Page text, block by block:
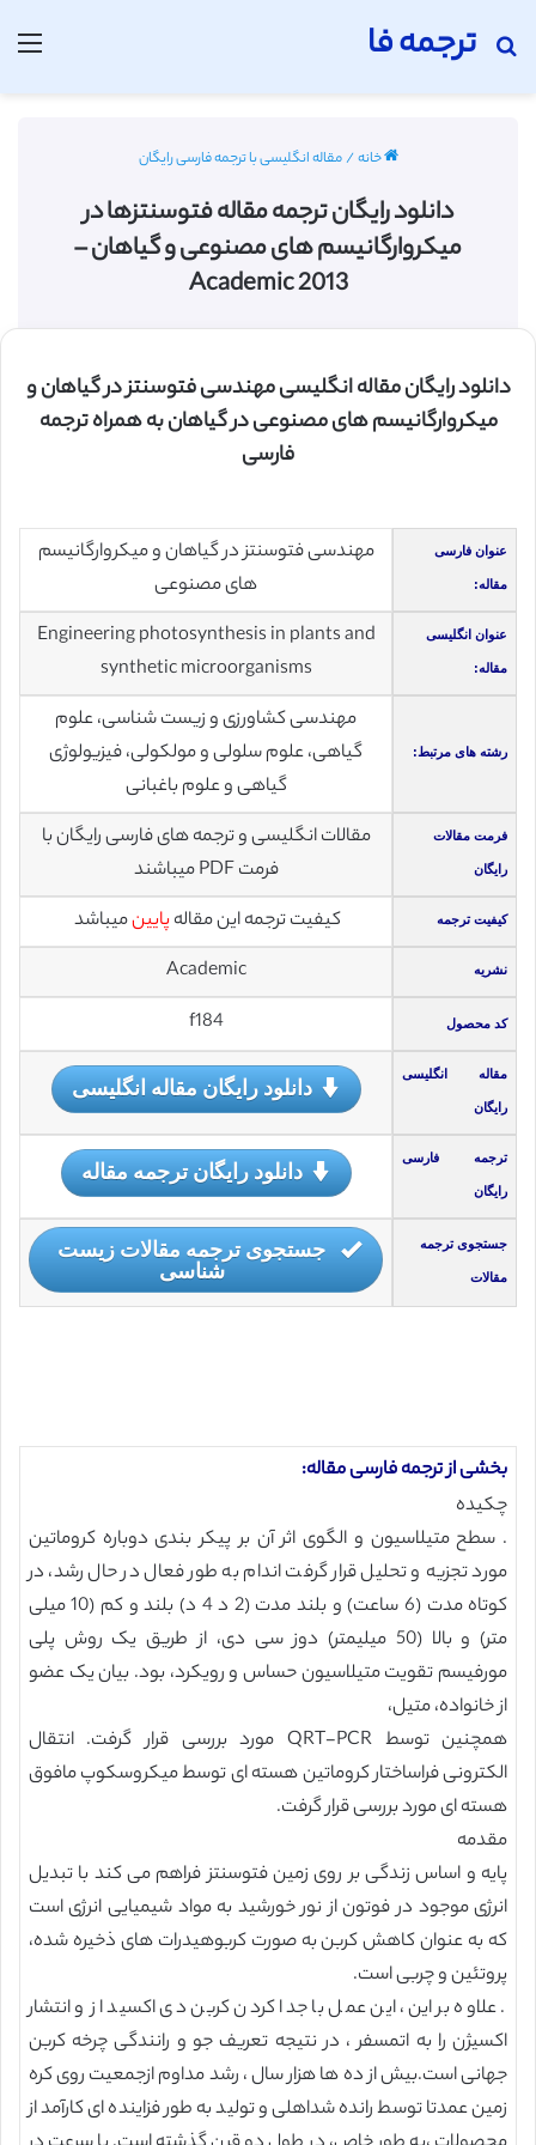
ترجمه فا
جستجو برای
خانه/مقاله انگلیسی با ترجمه فارسی رایگان
دانلود رایگان ترجمه مقاله فتوسنتزها در
میکروارگانیسم های مصنوعی و گیاهان –
Academic 2013
دانلود رایگان مقاله انگلیسی مهندسی فتوسنتز در گیاهان و
میکروارگانیسم های مصنوعی در گياهان به همراه ترجمه
فارسی
عنوان فارسی
مقاله:
مهندسی فتوسنتز در گیاهان و میکروارگانیسم
های مصنوعی
عنوان انگلیسی
مقاله:
Engineering photosynthesis in plants and
synthetic microorganisms
رشته های مرتبط:
مهندسی کشاورزی و زیست شناسی، علوم
گیاهی، علوم سلولی و مولکولی، فیزیولوژی
گیاهی و علوم باغبانی
فرمت مقالات
رایگان
مقالات انگلیسی و ترجمه های فارسی رایگان با
فرمت PDF میباشند
کیفیت ترجمه کیفیت ترجمه این مقالهپایینمیباشد
نشریه Academic
کد محصول f184
مقاله انگلیسی
رایگان
دانلود رایگان مقاله انگلیسی
ترجمه فارسی
رایگان
دانلود رایگان ترجمه مقاله
جستجوی ترجمه
مقالات
جستجوی ترجمه مقالات زیست
شناسی
بخشی از ترجمه فارسی مقاله:
چکیده
. سطح متیلاسیون و الگوی اثر آن بر پیکر بندی دوباره کروماتین
مورد تجزیه و تحلیل قرار گرفت اندام به طور فعال در حال رشد، در
کوتاه مدت (6 ساعت) و بلند مدت (2 د 4 د) بلند و کم (10 میلی
متر) و بالا (50 میلیمتر) دوز سی دی، از طریق یک روش پلی
مورفیسم تقویت متیلاسیون حساس و رویکرد، بود. بیان یک عضو
از خانواده، متیل،
همچنین توسط QRT-PCR مورد بررسی قرار گرفت. انتقال
الکترونی فراساختار کروماتین هسته ای توسط میکروسکوپ مافوق
هسته ای مورد بررسی قرار گرفت.
مقدمه
پایه و اساس زندگی بر روی زمین فتوسنتز فراهم می کند با تبدیل
انرژی موجود در فوتون از نور خورشید به مواد شیمیایی انرژی است
که به عنوان کاهش کربن به صورت کربوهیدرات های ذخیره شده،
پروتئین و چربی است.
. علاوه بر این، این عمل با جدا کردن کربن دی اکسید از و انتشار
اکسیژن را به اتمسفر ، در نتیجه تعریف جو و رانندگی چرخه کربن
جهانی است.بیش از ده ها هزار سال ، رشد مداوم ازجمعیت روی کره
زمین عمدتا توسط رانده شداهلی و تولید به طور فزاینده ای کارآمد از